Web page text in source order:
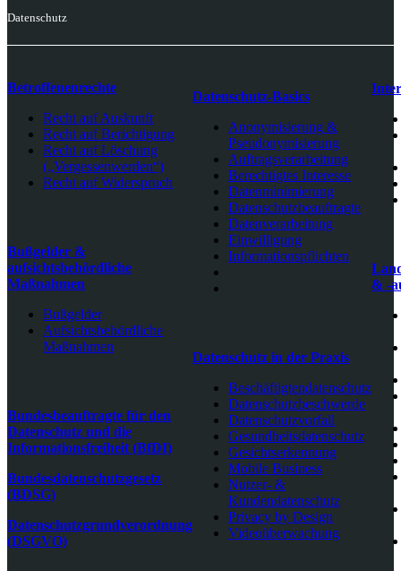
Datenschutz
Betroffenenrechte
Recht auf Auskunft
Recht auf Berichtigung
Recht auf Löschung
(„Vergessenwerden“)
Recht auf Widerspruch
Bußgelder &
aufsichtsbehördliche
Maßnahmen
Bußgelder
Aufsichtsbehördliche
Maßnahmen
Bundesbeauftragte für den
Datenschutz und die
Informationsfreiheit (BfDI)
Bundesdatenschutzgesetz
(BDSG)
Datenschutzgrundverordnung
(DSGVO)
Datenschutz-Basics
Anonymisierung &
Pseudonymisierung
Auftragsverarbeitung
Berechtigtes Interesse
Datenminimierung
Datenschutzbeauftragte
Datenverarbeitung
Einwilligung
Informationspflichten
Datenschutz in der Praxis
Beschäftigtendatenschutz
Datenschutzbeschwerde
Datenschutzvorfall
Gesundheitsdatenschutz
Gesichtserkennung
Mobile Business
Nutzer- &
Kundendatenschutz
Privacy by Design
Videoüberwachung
& -